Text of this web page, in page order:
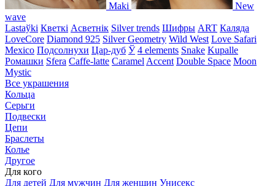
Maki
New
wave
Lastaўki Кветкі Асветнiк Silver trends Шифры ART Каляда
LoveCore Diamond 925 Silver Geometry Wild West Love Safari
Mexico Подсолнухи Цар-дуб Ў 4 elements Snake Kupalle
Ромашки Sfera Caffe-latte Caramel Accent Double Space Moon
Mystic
Все украшения
Кольца
Серьги
Подвески
Цепи
Браслеты
Колье
Другое
Для кого
Для детей Для мужчин Для женщин Унисекс